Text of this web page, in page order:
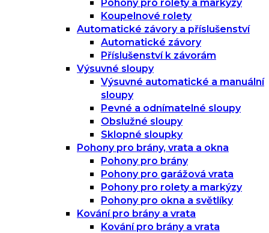
Pohony pro rolety a markýzy
Koupelnové rolety
Automatické závory a příslušenství
Automatické závory
Příslušenství k závorám
Výsuvné sloupy
Výsuvné automatické a manuální
sloupy
Pevné a odnímatelné sloupy
Obslužné sloupy
Sklopné sloupky
Pohony pro brány, vrata a okna
Pohony pro brány
Pohony pro garážová vrata
Pohony pro rolety a markýzy
Pohony pro okna a světlíky
Kování pro brány a vrata
Kování pro brány a vrata